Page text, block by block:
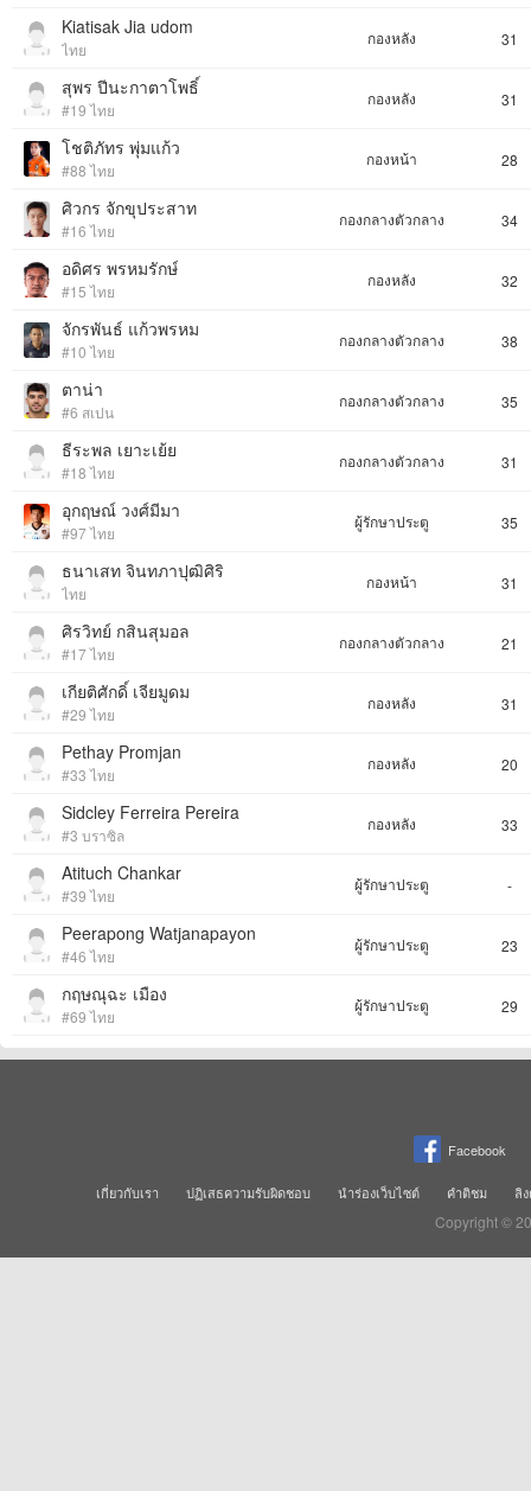
Kiatisak Jia udom
ไทย
กองหลัง 31
สุพร ปีนะกาตาโพธิ์
#19 ไทย
กองหลัง 31
โชติภัทร พุ่มแก้ว
#88 ไทย
กองหน้า 28
ศิวกร จักขุประสาท
#16 ไทย
กองกลางตัวกลาง 34
อดิศร พรหมรักษ์
#15 ไทย
กองหลัง 32
จักรพันธ์ แก้วพรหม
#10 ไทย
กองกลางตัวกลาง 38
ตาน่า
#6 สเปน
กองกลางตัวกลาง 35
ธีระพล เยาะเย้ย
#18 ไทย
กองกลางตัวกลาง 31
อุกฤษณ์ วงศ์มีมา
#97 ไทย
ผู้รักษาประตู 35
ธนาเสท จินทภาปุฒิศิริ
ไทย
กองหน้า 31
ศิรวิทย์ กสินสุมอล
#17 ไทย
กองกลางตัวกลาง 21
เกียติศักดิ์ เจียมูดม
#29 ไทย
กองหลัง 31
Pethay Promjan
#33 ไทย
กองหลัง 20
Sidcley Ferreira Pereira
#3 บราซิล
กองหลัง 33
Atituch Chankar
#39 ไทย
ผู้รักษาประตู -
Peerapong Watjanapayon
#46 ไทย
ผู้รักษาประตู 23
กฤษณุฉะ เมือง
#69 ไทย
ผู้รักษาประตู 29
Facebook
เกี่ยวกับเรา ปฏิเสธความรับผิดชอบ นำร่องเว็บไซต์ คำติชม ลิ
Copyright ©